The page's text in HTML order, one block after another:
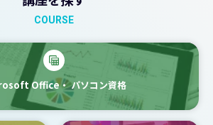
COURSE
Office・パソコン資格